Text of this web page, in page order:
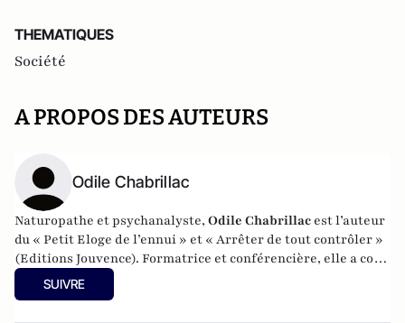
THEMATIQUES
Société
A PROPOS DES AUTEURS
Odile Chabrillac
Naturopathe et psychanalyste, Odile Chabrillac est l’auteur
du « Petit Eloge de l’ennui » et « Arrêter de tout contrôler »
(Editions Jouvence). Formatrice et conférencière, elle a co-
créé le site internet
holistique alternatif dédié au bien-être et au
SUIVRE